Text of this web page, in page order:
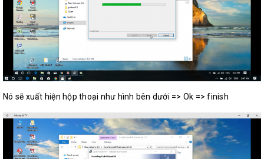
Nó sẽ xuất hiện hộp thoại như hình bên dưới => Ok => finish